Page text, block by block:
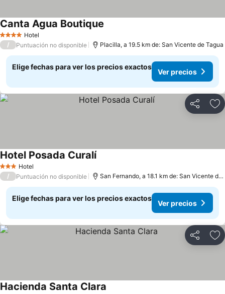
4 EstrellasHotel
Canta Agua Boutique
/ Puntuación no disponible Placilla, a 19.5 km de: San Vicente de Tagua
Elige fechas para ver los precios exactos
Ver precios
Compartir
3 Estrellas
Hotel
Hotel Posada Curalí
/ Puntuación no disponible San Fernando, a 18.1 km de: San Vicente de Tagua
Elige fechas para ver los precios exactos
Ver precios
Compartir
Hacienda Santa Clara